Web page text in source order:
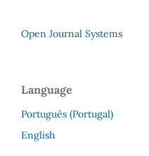
Open Journal Systems
Language
Português (Portugal)
English